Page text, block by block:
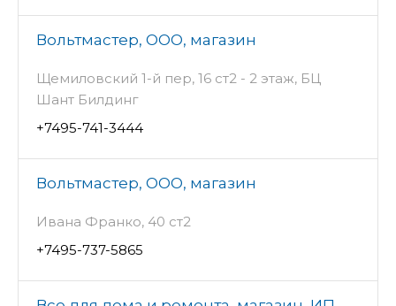
Вольтмастер, ООО, магазин
Щемиловский 1-й пер, 16 ст2 - 2 этаж, БЦ
Шант Билдинг
+7495-741-3444
Вольтмастер, ООО, магазин
Ивана Франко, 40 ст2
+7495-737-5865